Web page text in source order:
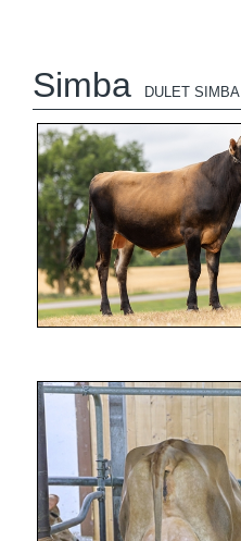
Simba DULET SIMBA